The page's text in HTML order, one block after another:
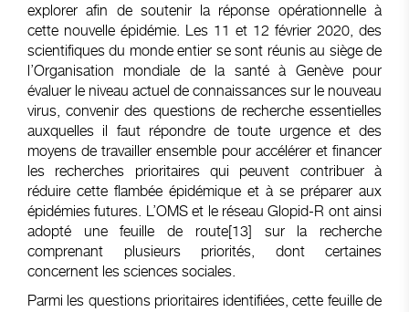
explorer afin de soutenir la réponse opérationnelle à
cette nouvelle épidémie. Les 11 et 12 février 2020, des
scientifiques du monde entier se sont réunis au siège de
l’Organisation mondiale de la santé à Genève pour
évaluer le niveau actuel de connaissances sur le nouveau
virus, convenir des questions de recherche essentielles
auxquelles il faut répondre de toute urgence et des
moyens de travailler ensemble pour accélérer et financer
les recherches prioritaires qui peuvent contribuer à
réduire cette flambée épidémique et à se préparer aux
épidémies futures. L’OMS et le réseau Glopid-R ont ainsi
adopté une feuille de route[13] sur la recherche
comprenant plusieurs priorités, dont certaines
concernent les sciences sociales.
Parmi les questions prioritaires identifiées, cette feuille de